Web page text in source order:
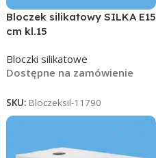
Bloczek silikatowy SILKA E15
cm kl.15
Bloczki silikatowe
Dostępne na zamówienie
SKU: Bloczeksil-11790